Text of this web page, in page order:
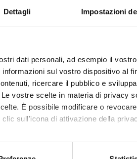
Dettagli Impostazioni
dati personali, ad esempio il
sul vostro dispositivo al
ricercare il pubblico e
vostre scelte in materia di privacy
È possibile modificare o
sull'icona di attivazione della
geografica, con